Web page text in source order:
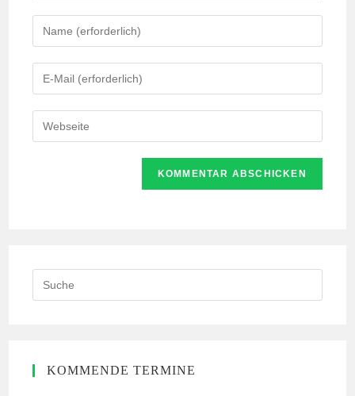
deinen
Namen
oder
zum
Kommentieren
deine
E-
Mail-
deine
this
KOMMENDE TERMINE